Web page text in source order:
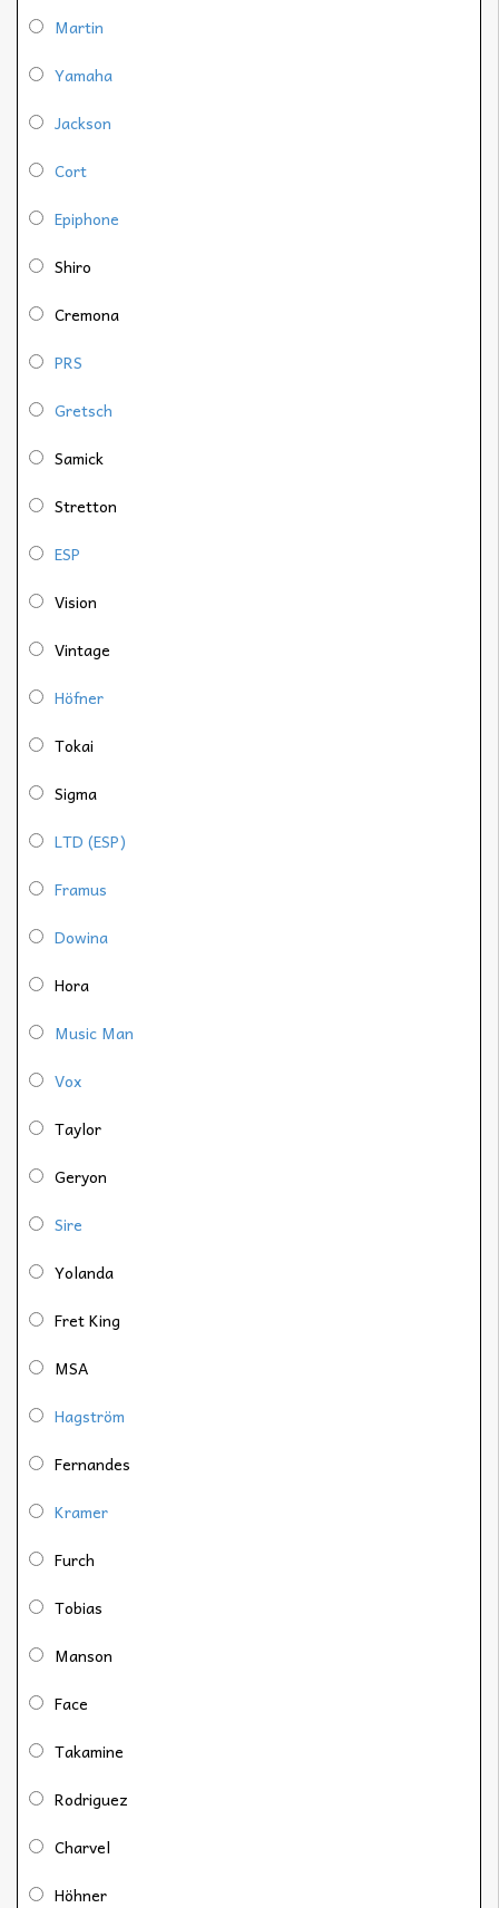
Martin
Yamaha
Jackson
Cort
Epiphone
Shiro
Cremona
PRS
Gretsch
Samick
Stretton
ESP
Vision
Vintage
Höfner
Tokai
Sigma
LTD (ESP)
Framus
Dowina
Hora
Music Man
Vox
Taylor
Geryon
Sire
Yolanda
Fret King
MSA
Hagström
Fernandes
Kramer
Furch
Tobias
Manson
Face
Takamine
Rodriguez
Charvel
Höhner